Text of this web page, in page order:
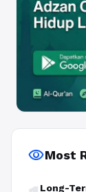
visibilityMost
Long-